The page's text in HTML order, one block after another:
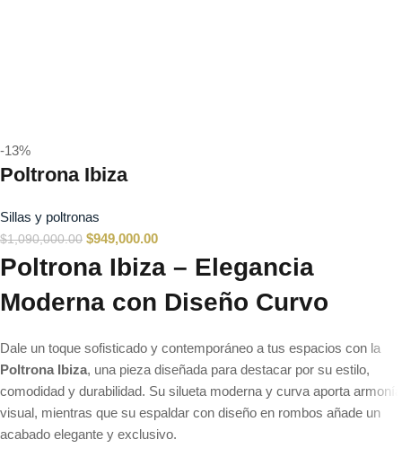
-13%
Poltrona Ibiza
Sillas y poltronas
$1,090,000.00 $949,000.00
Poltrona Ibiza – Elegancia
Moderna con Diseño Curvo
Dale un toque sofisticado y contemporáneo a tus espacios con la
Poltrona Ibiza, una pieza diseñada para destacar por su estilo,
comodidad y durabilidad. Su silueta moderna y curva aporta armonía
visual, mientras que su espaldar con diseño en rombos añade un
acabado elegante y exclusivo.